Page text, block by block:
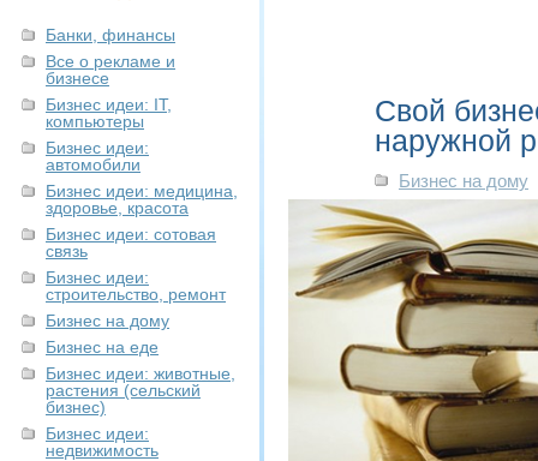
Банки, финансы
Все о рекламе и
бизнесе
Бизнес идеи: IT,
компьютеры
Бизнес идеи:
автомобили
Бизнес идеи: медицина,
здоровье, красота
Бизнес идеи: сотовая
связь
Бизнес идеи:
строительство, ремонт
Бизнес на дому
Бизнес на еде
Бизнес идеи: животные,
растения (сельский
бизнес)
Бизнес идеи:
недвижимость
Свой
наружной
Бизнес на дому